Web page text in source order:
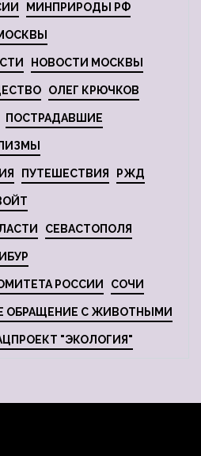
МИНПРИРОДЫ РФ
НОВОСТИ МОСКВЫ
ОЛЕГ КРЮЧКОВ
ПОСТРАДАВШИЕ
ПУТЕШЕСТВИЯ РЖД
СЕВАСТОПОЛЯ
РОССИИ СОЧИ
ОБРАЩЕНИЕ С ЖИВОТНЫМИ
"ЭКОЛОГИЯ"